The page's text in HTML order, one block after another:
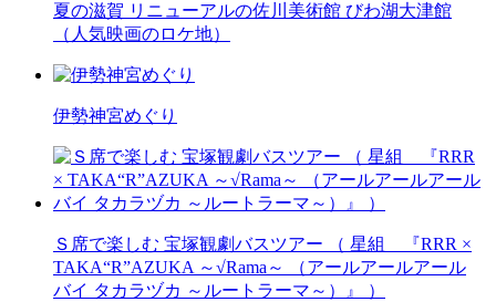
夏の滋賀 リニューアルの佐川美術館 びわ湖大津館
（人気映画のロケ地）
伊勢神宮めぐり
Ｓ席で楽しむ 宝塚観劇バスツアー （ 星組 『RRR ×
TAKA“R”AZUKA ～√Rama～ （アールアールアール
バイ タカラヅカ ～ルートラーマ～）』 ）